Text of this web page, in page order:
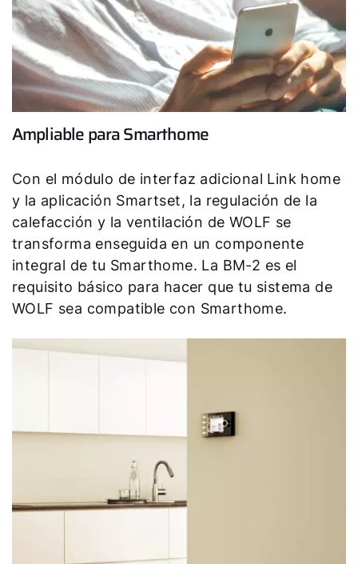
Ampliable para Smarthome
Con el módulo de interfaz adicional Link home
y la aplicación Smartset, la regulación de la
calefacción y la ventilación de WOLF se
transforma enseguida en un componente
integral de tu Smarthome. La BM-2 es el
requisito básico para hacer que tu sistema de
WOLF sea compatible con Smarthome.